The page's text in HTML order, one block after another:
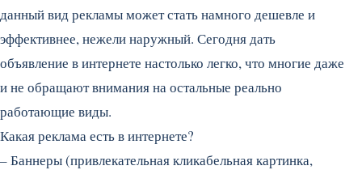
данный вид рекламы может стать намного дешевле и
эффективнее, нежели наружный. Сегодня дать
объявление в интернете настолько легко, что многие даже
и не обращают внимания на остальные реально
работающие виды.
Какая реклама есть в интернете?
– Баннеры (привлекательная кликабельная картинка,